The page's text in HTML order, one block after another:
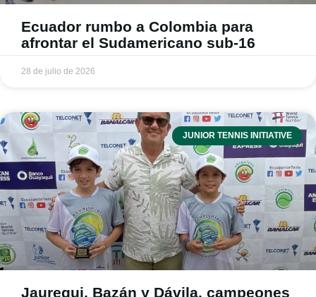
Ecuador rumbo a Colombia para
afrontar el Sudamericano sub-16
28 de julio de 2026
JUNIOR TENNIS INITIATIVE
Jauregui, Bazán y Dávila, campeones